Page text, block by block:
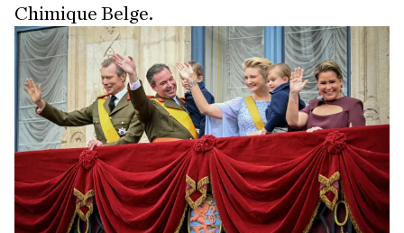
Chimique Belge.